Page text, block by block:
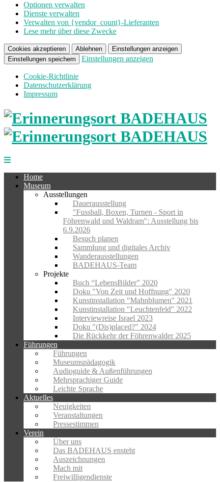
Optionen verwalten
Dienste verwalten
Verwalten von {vendor_count}-Lieferanten
Lese mehr über diese Zwecke
Cookies akzeptieren Ablehnen
Einstellungen anzeigen
Einstellungen speichern
Einstellungen anzeigen
Cookie-Richtlinie
Datenschutzerklärung
Impressum
Home
Museum
Ausstellungen
Dauerausstellung
"Fussball, Boxen, Turnen - Sport in
Föhrenwald und Waldram": Ausstellung bis
6.9.2026
Besuch planen
Sammlung und digitales Archiv
Wanderausstellungen
BADEHAUS-Team
Projekte
Buch “LebensBilder” 2020
Doku "Von Zeit und Hoffnung" 2020
Kunstinstallation "Mahnblumen" 2021
Kunstinstallation "Leuchtenfeld" 2022
Interviewreise Israel 2023
Doku "(Dis)placed?" 2024
Die Rückkehr der Föhrenwalder 2025
Führungen
Führungen
Museumspädagogik
Audioguide & Außenführungen
Mehrsprachiger Guide
Leichte Sprache
Aktuelles
Neuigkeiten
Veranstaltungen
Pressestimmen
Verein
Über uns
Das BADEHAUS ensteht
Auszeichnungen
Mach mit
Freiwilligendienste